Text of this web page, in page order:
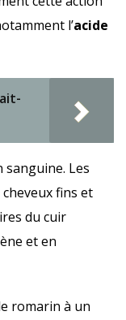
l’acide
sanguine. Les
fins et
du cuir
et en
romarin à un